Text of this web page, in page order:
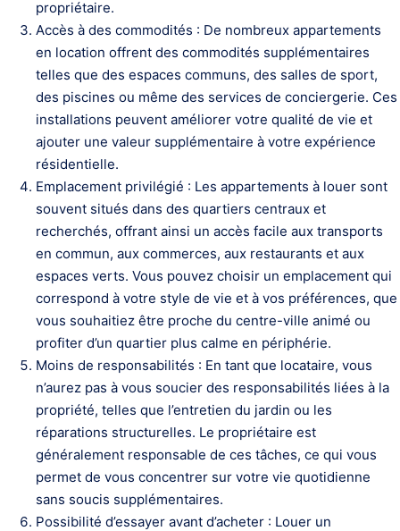
propriétaire.
Accès à des commodités : De nombreux appartements
en location offrent des commodités supplémentaires
telles que des espaces communs, des salles de sport,
des piscines ou même des services de conciergerie. Ces
installations peuvent améliorer votre qualité de vie et
ajouter une valeur supplémentaire à votre expérience
résidentielle.
Emplacement privilégié : Les appartements à louer sont
souvent situés dans des quartiers centraux et
recherchés, offrant ainsi un accès facile aux transports
en commun, aux commerces, aux restaurants et aux
espaces verts. Vous pouvez choisir un emplacement qui
correspond à votre style de vie et à vos préférences, que
vous souhaitiez être proche du centre-ville animé ou
profiter d’un quartier plus calme en périphérie.
Moins de responsabilités : En tant que locataire, vous
n’aurez pas à vous soucier des responsabilités liées à la
propriété, telles que l’entretien du jardin ou les
réparations structurelles. Le propriétaire est
généralement responsable de ces tâches, ce qui vous
permet de vous concentrer sur votre vie quotidienne
sans soucis supplémentaires.
Possibilité d’essayer avant d’acheter : Louer un